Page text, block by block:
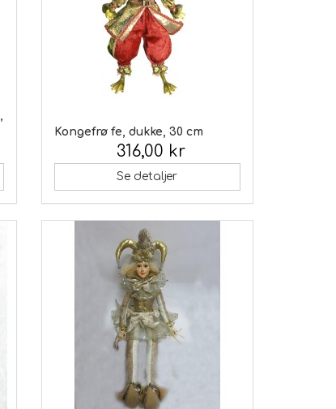
Kongefrø fe, dukke, 30 cm
316,00 kr
Se detaljer